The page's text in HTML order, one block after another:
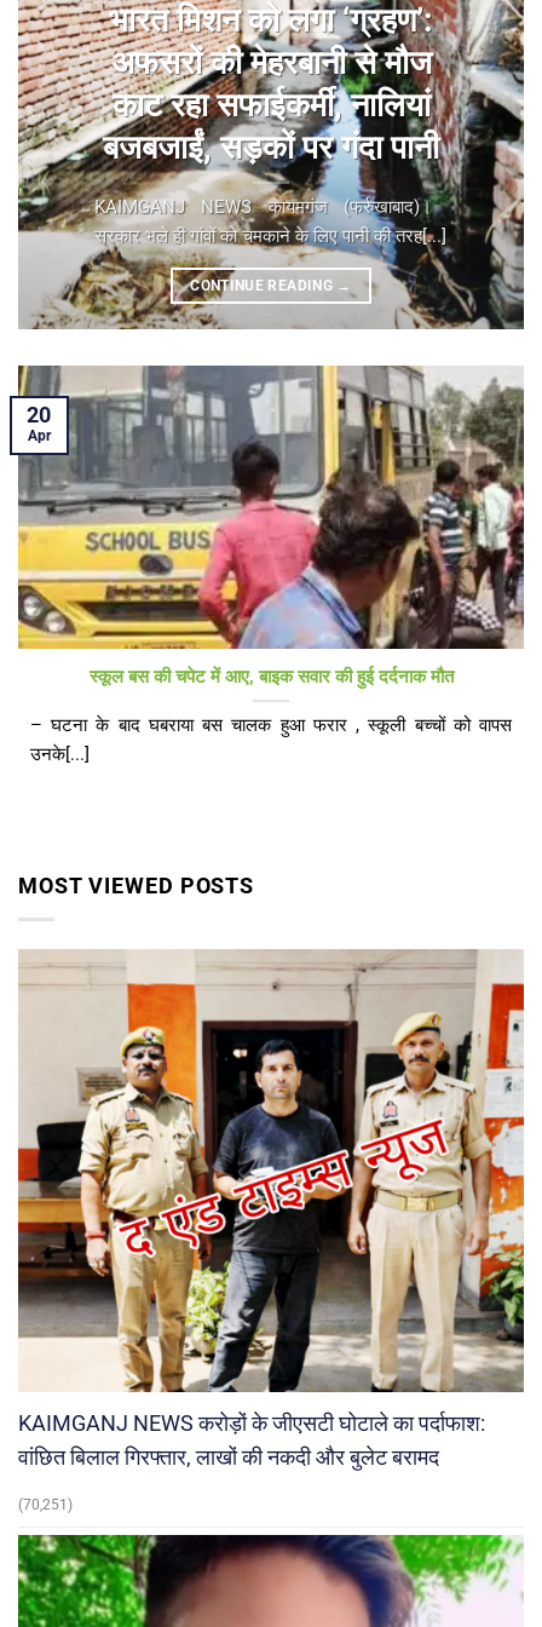
भारत मिशन को लगा ‘ग्रहण’:
अफसरों की मेहरबानी से मौज
काट रहा सफाईकर्मी, नालियां
बजबजाईं, सड़कों पर गंदा पानी
KAIMGANJ NEWS कायमगंज (फर्रुखाबाद)। ​
सरकार भले ही गांवों को चमकाने के लिए पानी की तरह[...]
CONTINUE READING →
स्कूल बस की चपेट में आए, बाइक सवार की हुई दर्दनाक मौत
– घटना के बाद घबराया बस चालक हुआ फरार , स्कूली बच्चों को वापस
उनके[...]
20
Apr
MOST VIEWED POSTS
KAIMGANJ NEWS करोड़ों के जीएसटी घोटाले का पर्दाफाश:
वांछित बिलाल गिरफ्तार, लाखों की नकदी और बुलेट बरामद
(70,251)